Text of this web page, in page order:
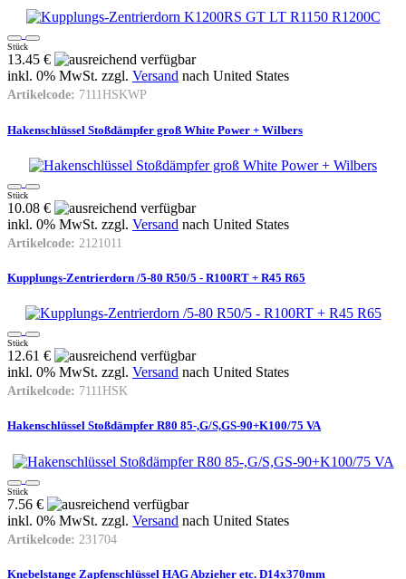
Stück
13.45 €
inkl. 0% MwSt. zzgl. Versand nach United States
Artikelcode: 7111HSKWP
Hakenschlüssel Stoßdämpfer groß White Power + Wilbers
Stück
10.08 €
inkl. 0% MwSt. zzgl. Versand nach United States
Artikelcode: 2121011
Kupplungs-Zentrierdorn /5-80 R50/5 - R100RT + R45 R65
Stück
12.61 €
inkl. 0% MwSt. zzgl. Versand nach United States
Artikelcode: 7111HSK
Hakenschlüssel Stoßdämpfer R80 85-,G/S,GS-90+K100/75 VA
Stück
7.56 €
inkl. 0% MwSt. zzgl. Versand nach United States
Artikelcode: 231704
Knebelstange Zapfenschlüssel HAG Abzieher etc. D14x370mm